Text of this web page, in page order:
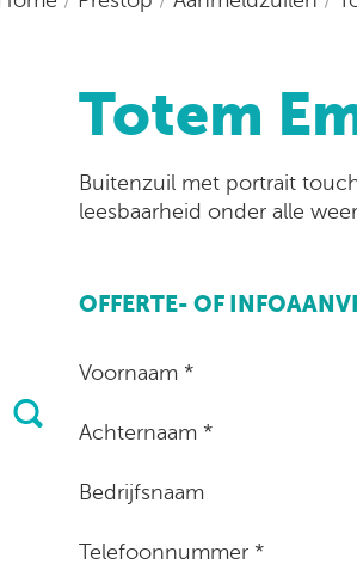
Totem
Buitenzuil met portrait
leesbaarheid onder alle
OFFERTE- OF
Voornaam *
Achternaam *
Bedrijfsnaam
Telefoonnummer *